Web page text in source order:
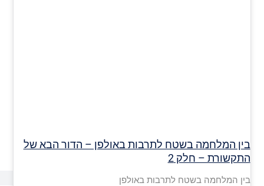
בין המלחמה בשטח לתרבות באולפן – הדור הבא של
התקשורת – חלק 2
בין המלחמה בשטח לתרבות באולפן